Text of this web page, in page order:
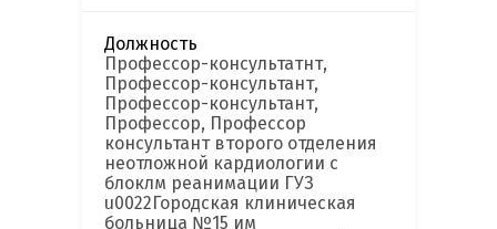
Должность
Профессор-консультатнт,
Профессор-консультант,
Профессор-консультант,
Профессор, Профессор
консультант второго отделения
неотложной кардиологии с
блоклм реанимации ГУЗ
u0022Городская клиническая
больница №15 им